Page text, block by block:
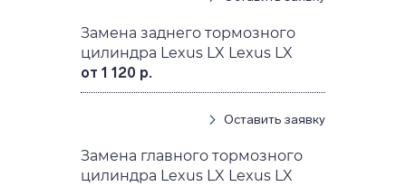
Замена заднего тормозного
цилиндра Lexus LX Lexus LX
от 1 120 р.
Оставить заявку
Замена главного тормозного
цилиндра Lexus LX Lexus LX